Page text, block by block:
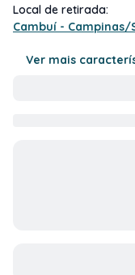
Local de retirada:
Cambuí - Campinas/
Ver mais